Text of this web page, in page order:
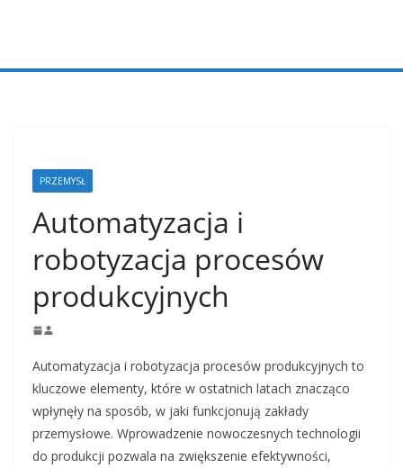
PRZEMYSŁ
Automatyzacja i
robotyzacja procesów
produkcyjnych
Automatyzacja i robotyzacja procesów produkcyjnych to
kluczowe elementy, które w ostatnich latach znacząco
wpłynęły na sposób, w jaki funkcjonują zakłady
przemysłowe. Wprowadzenie nowoczesnych technologii
do produkcji pozwala na zwiększenie efektywności,